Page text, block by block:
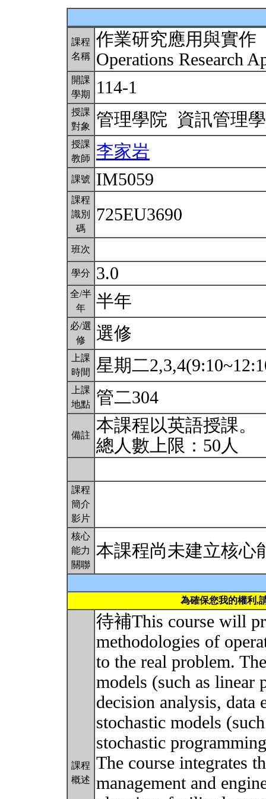
課程
名稱
作業研究應用與實作
Operations Research
開課
學期
114-1
授課
對象
管理學院 資訊管理
授課
教師
李家岩
課號 IM5059
課程
識別
碼
725EU3690
班次
學分 3.0
全/半
年
半年
必/選
修
選修
上課
時間
星期二
上課
地點
管二304
備註
本課程以英語授課。
總人數上限：50人
課程
簡介
影片
核心
能力
關聯
本課程尚未建立核心
為確保您我的權利,
課程
概述
待補This course will
methodologies of
to the real problem.
models (such as
decision analysis, data
stochastic models
stochastic
The course integrates
management and